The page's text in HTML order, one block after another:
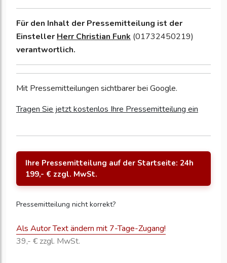
Für den Inhalt der Pressemitteilung ist der
Einsteller Herr Christian Funk (01732450219)
verantwortlich.
Mit Pressemitteilungen sichtbarer bei Google.
Tragen Sie jetzt kostenlos Ihre Pressemitteilung ein
Ihre Pressemitteilung auf der Startseite: 24h
199,- € zzgl. MwSt.
Pressemitteilung nicht korrekt?
Als Autor Text ändern mit 7-Tage-Zugang!
39,- € zzgl. MwSt.